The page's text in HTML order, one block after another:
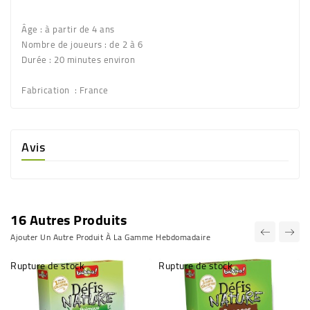
Âge : à partir de 4 ans
Nombre de joueurs : de 2 à 6
Durée : 20 minutes environ
Fabrication : France
Avis
16 Autres Produits
Ajouter Un Autre Produit À La Gamme Hebdomadaire
Rupture de stock Rupture de stock